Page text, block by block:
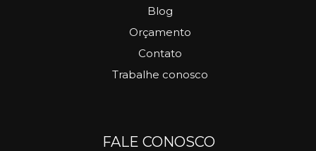
Blog
Orçamento
Contato
Trabalhe conosco
FALE CONOSCO